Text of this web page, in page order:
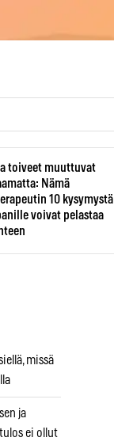
toiveet muuttuvat
Nämä
10 kysymystä
voivat pelastaa
missä
ja
ei ollut